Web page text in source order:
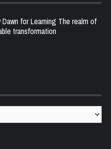
for Learning The realm of
transformation